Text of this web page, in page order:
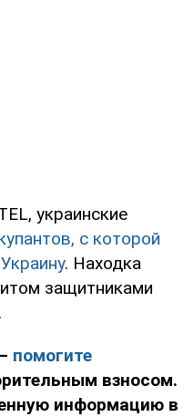
украинские
с которой
. Находка
защитниками
помогите
взносом.
информацию в